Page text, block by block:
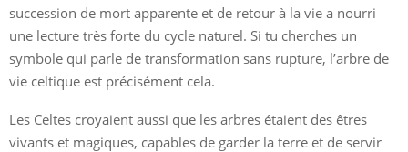
succession de mort apparente et de retour à la vie a nourri
une lecture très forte du cycle naturel. Si tu cherches un
symbole qui parle de transformation sans rupture, l’arbre de
vie celtique est précisément cela.
Les Celtes croyaient aussi que les arbres étaient des êtres
vivants et magiques, capables de garder la terre et de servir